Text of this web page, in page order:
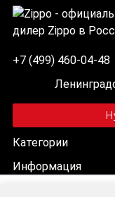
+7 (499) 460-04-48
Категории
Информация